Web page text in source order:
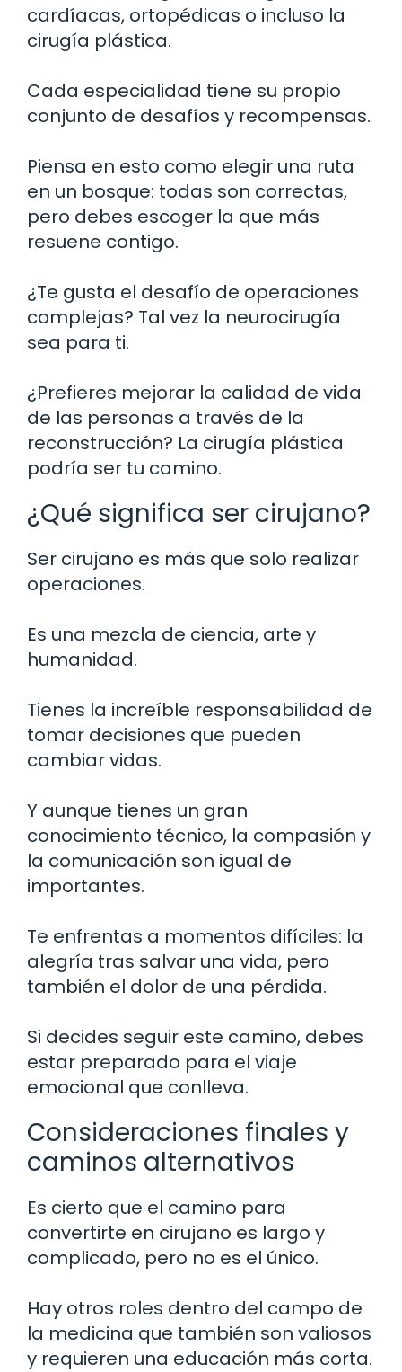
cardíacas, ortopédicas o incluso la
cirugía plástica.
Cada especialidad tiene su propio
conjunto de desafíos y recompensas.
Piensa en esto como elegir una ruta
en un bosque: todas son correctas,
pero debes escoger la que más
resuene contigo.
¿Te gusta el desafío de operaciones
complejas? Tal vez la neurocirugía
sea para ti.
¿Prefieres mejorar la calidad de vida
de las personas a través de la
reconstrucción? La cirugía plástica
podría ser tu camino.
¿Qué significa ser cirujano?
Ser cirujano es más que solo realizar
operaciones.
Es una mezcla de ciencia, arte y
humanidad.
Tienes la increíble responsabilidad de
tomar decisiones que pueden
cambiar vidas.
Y aunque tienes un gran
conocimiento técnico, la compasión y
la comunicación son igual de
importantes.
Te enfrentas a momentos difíciles: la
alegría tras salvar una vida, pero
también el dolor de una pérdida.
Si decides seguir este camino, debes
estar preparado para el viaje
emocional que conlleva.
Consideraciones finales y
caminos alternativos
Es cierto que el camino para
convertirte en cirujano es largo y
complicado, pero no es el único.
Hay otros roles dentro del campo de
la medicina que también son valiosos
y requieren una educación más corta.